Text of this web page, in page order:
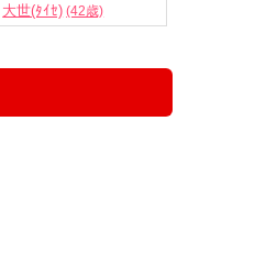
大世(ﾀｲｾ) (42歳)